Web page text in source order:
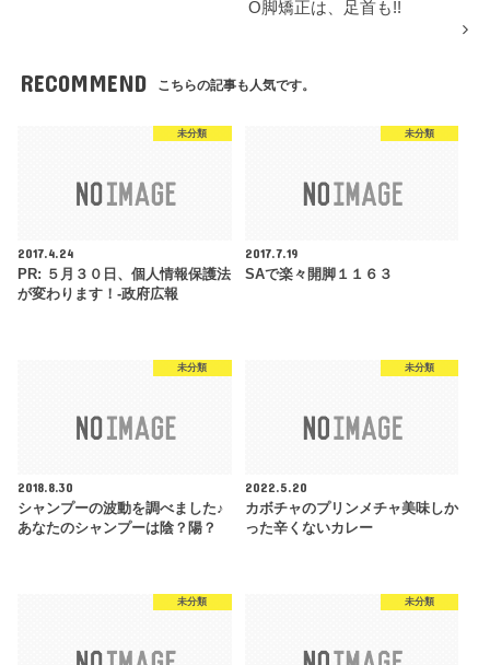
O脚矯正は、足首も!!
RECOMMEND こちらの記事も人気です。
未分類
2017.4.24
PR: ５月３０日、個人情報保護法
が変わります！-政府広報
未分類
2017.7.19
SAで楽々開脚１１６３
未分類
2018.8.30
シャンプーの波動を調べました♪
あなたのシャンプーは陰？陽？
未分類
2022.5.20
カボチャのプリンメチャ美味しか
った辛くないカレー
未分類 未分類